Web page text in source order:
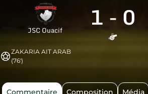
JSC Ouacif 1 - 0
ZAKARIA AIT ARAB
(76')
Commentaire Composition Média